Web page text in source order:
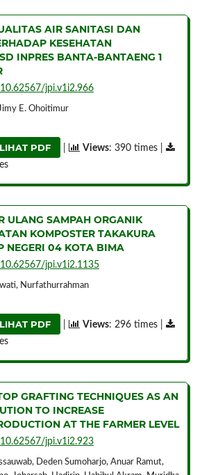
AIR SANITASI DAN
KESEHATAN
INPRES BANTA-BANTAENG 1
jpi.v1i2.966
E. Ohoitimur
PDF Views: 390 times |
ULANG SAMPAH ORGANIK
KOMPOSTER TAKAKURA
NEGERI 04 KOTA BIMA
jpi.v1i2.1135
Nurfathurrahman
PDF Views: 296 times |
GRAFTING TECHNIQUES AS AN
TO INCREASE
AT THE FARMER LEVEL
jpi.v1i2.923
Deden Sumoharjo, Anuar Ramut,